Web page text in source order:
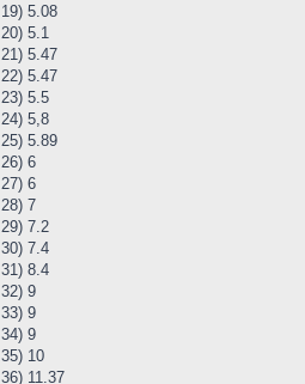
19) 5.08
20) 5.1
21) 5.47
22) 5.47
23) 5.5
24) 5,8
25) 5.89
26) 6
27) 6
28) 7
29) 7.2
30) 7.4
31) 8.4
32) 9
33) 9
34) 9
35) 10
36) 11.37